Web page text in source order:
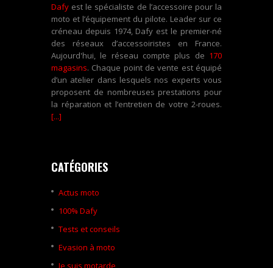
Dafy est le spécialiste de l’accessoire pour la
moto et l’équipement du pilote. Leader sur ce
créneau depuis 1974, Dafy est le premier-né
des réseaux d’accessoiristes en France.
Aujourd'hui, le réseau compte plus de 170
magasins. Chaque point de vente est équipé
d’un atelier dans lesquels nos experts vous
proposent de nombreuses prestations pour
la réparation et l’entretien de votre 2-roues.
[...]
CATÉGORIES
Actus moto
100% Dafy
Tests et conseils
Evasion à moto
Je suis motarde